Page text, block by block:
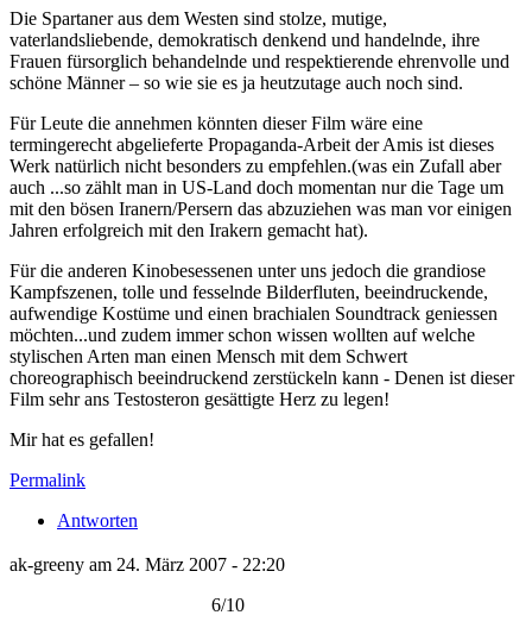
Die Spartaner aus dem Westen sind stolze, mutige,
vaterlandsliebende, demokratisch denkend und handelnde, ihre
Frauen fürsorglich behandelnde und respektierende ehrenvolle und
schöne Männer – so wie sie es ja heutzutage auch noch sind.
Für Leute die annehmen könnten dieser Film wäre eine
termingerecht abgelieferte Propaganda-Arbeit der Amis ist dieses
Werk natürlich nicht besonders zu empfehlen.(was ein Zufall aber
auch ...so zählt man in US-Land doch momentan nur die Tage um
mit den bösen Iranern/Persern das abzuziehen was man vor einigen
Jahren erfolgreich mit den Irakern gemacht hat).
Für die anderen Kinobesessenen unter uns jedoch die grandiose
Kampfszenen, tolle und fesselnde Bilderfluten, beeindruckende,
aufwendige Kostüme und einen brachialen Soundtrack geniessen
möchten...und zudem immer schon wissen wollten auf welche
stylischen Arten man einen Mensch mit dem Schwert
choreographisch beeindruckend zerstückeln kann - Denen ist dieser
Film sehr ans Testosteron gesättigte Herz zu legen!
Mir hat es gefallen!
Permalink
Antworten
ak-greeny am 24. März 2007 - 22:20
6/10